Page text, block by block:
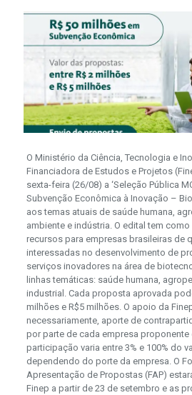
O Ministério da Ciência, Tecnologia e
Financiadora de Estudos e Projetos
sexta-feira (26/08) a ‘Seleção Pública
Subvenção Econômica à Inovação –
aos temas atuais de saúde humana,
ambiente e indústria. O edital tem
recursos para empresas brasileiras de
interessadas no desenvolvimento de
serviços inovadores na área de
linhas temáticas: saúde humana,
industrial. Cada proposta aprovada
milhões e R$5 milhões. O apoio da
necessariamente, aporte de
por parte de cada empresa proponente
participação varia entre 3% e 100% do
dependendo do porte da empresa. O
Apresentação de Propostas (FAP)
Finep a partir de 23 de setembro e as